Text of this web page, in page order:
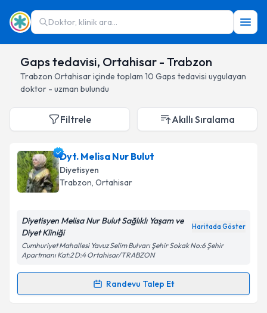
Doktor, klinik ara...
Gaps tedavisi, Ortahisar - Trabzon
Trabzon Ortahisariçinde toplam 10 Gaps tedavisi uygulayan
doktor - uzman bulundu
Filtrele Akıllı Sıralama
Dyt. Melisa Nur Bulut
Diyetisyen
Trabzon, Ortahisar
Diyetisyen Melisa Nur Bulut Sağlıklı Yaşam ve
Diyet Kliniği
Haritada Göster
Cumhuriyet Mahallesi Yavuz Selim Bulvarı Şehir Sokak No:6 Şehir
Apartmanı Kat:2 D:4 Ortahisar/TRABZON
Randevu Talep Et
Randevu Takvimi Talebi